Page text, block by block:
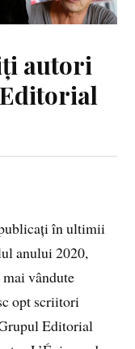
autori
în ultimii
anului 2020,
vândute
opt scriitori
Editorial